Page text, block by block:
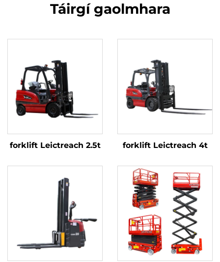
Táirgí gaolmhara
forklift Leictreach 2.5t forklift Leictreach 4t